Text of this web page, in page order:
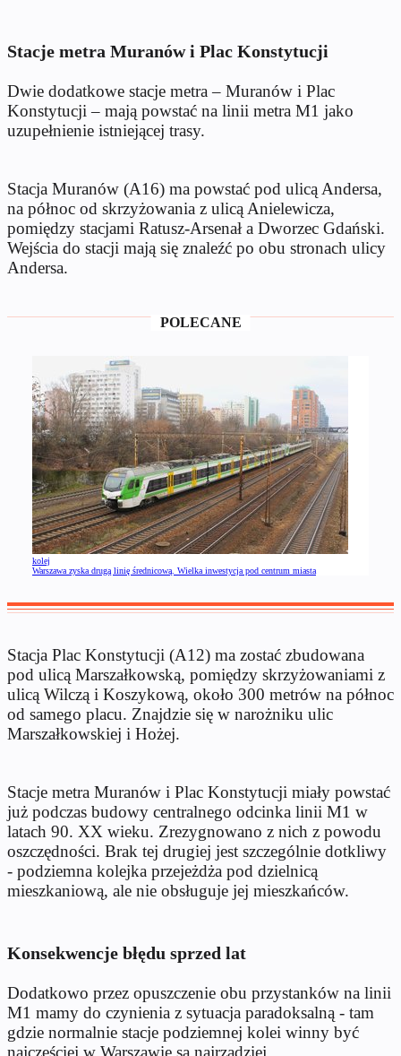
Stacje metra Muranów i Plac Konstytucji
Dwie dodatkowe stacje metra – Muranów i Plac
Konstytucji – mają powstać na linii metra M1 jako
uzupełnienie istniejącej trasy.
Stacja Muranów (A16) ma powstać pod ulicą Andersa,
na północ od skrzyżowania z ulicą Anielewicza,
pomiędzy stacjami Ratusz-Arsenał a Dworzec Gdański.
Wejścia do stacji mają się znaleźć po obu stronach ulicy
Andersa.
POLECANE
kolej
Warszawa zyska drugą linię średnicową. Wielka inwestycja pod centrum miasta
Stacja Plac Konstytucji (A12) ma zostać zbudowana
pod ulicą Marszałkowską, pomiędzy skrzyżowaniami z
ulicą Wilczą i Koszykową, około 300 metrów na północ
od samego placu. Znajdzie się w narożniku ulic
Marszałkowskiej i Hożej.
Stacje metra Muranów i Plac Konstytucji miały powstać
już podczas budowy centralnego odcinka linii M1 w
latach 90. XX wieku. Zrezygnowano z nich z powodu
oszczędności. Brak tej drugiej jest szczególnie dotkliwy
- podziemna kolejka przejeżdża pod dzielnicą
mieszkaniową, ale nie obsługuje jej mieszkańców.
Konsekwencje błędu sprzed lat
Dodatkowo przez opuszczenie obu przystanków na linii
M1 mamy do czynienia z sytuacja paradoksalną - tam
gdzie normalnie stacje podziemnej kolei winny być
najczęściej w Warszawie są najrzadziej.